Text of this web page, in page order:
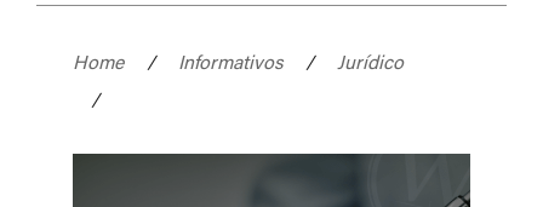
Home / Informativos /
Jurídico
/